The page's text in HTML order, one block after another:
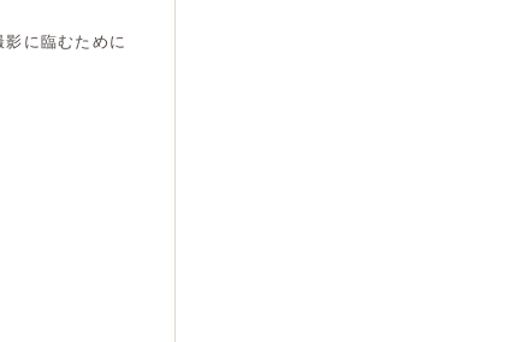
に臨むために